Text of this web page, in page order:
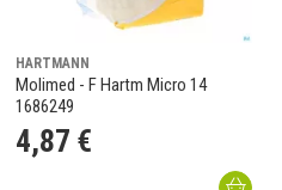
HARTMANN
Molimed - F Hartm Micro 14
1686249
4,87 €